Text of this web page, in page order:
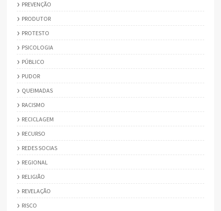
PREVENÇÃO
PRODUTOR
PROTESTO
PSICOLOGIA
PÚBLICO
PUDOR
QUEIMADAS
RACISMO
RECICLAGEM
RECURSO
REDES SOCIAS
REGIONAL
RELIGIÃO
REVELAÇÃO
RISCO